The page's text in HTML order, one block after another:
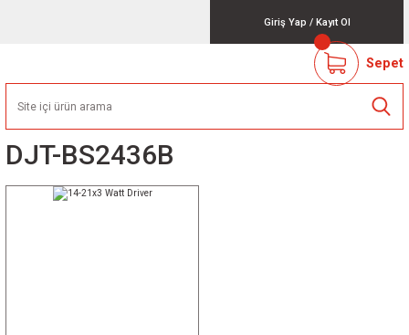
Giriş Yap / Kayıt Ol
Sepet
DJT-BS2436B